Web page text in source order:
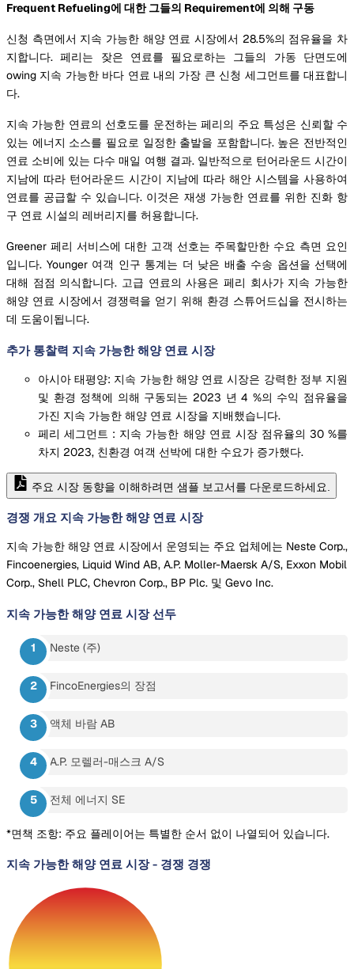
Frequent Refueling에 대한 그들의 Requirement에 의해 구동
신청 측면에서 지속 가능한 해양 연료 시장에서 28.5%의 점유율을 차
지합니다. 페리는 잦은 연료를 필요로하는 그들의 가동 단면도에
owing 지속 가능한 바다 연료 내의 가장 큰 신청 세그먼트를 대표합니
다.
지속 가능한 연료의 선호도를 운전하는 페리의 주요 특성은 신뢰할 수
있는 에너지 소스를 필요로 일정한 출발을 포함합니다. 높은 전반적인
연료 소비에 있는 다수 매일 여행 결과. 일반적으로 턴어라운드 시간이
지남에 따라 턴어라운드 시간이 지남에 따라 해안 시스템을 사용하여
연료를 공급할 수 있습니다. 이것은 재생 가능한 연료를 위한 진화 항
구 연료 시설의 레버리지를 허용합니다.
Greener 페리 서비스에 대한 고객 선호는 주목할만한 수요 측면 요인
입니다. Younger 여객 인구 통계는 더 낮은 배출 수송 옵션을 선택에
대해 점점 의식합니다. 고급 연료의 사용은 페리 회사가 지속 가능한
해양 연료 시장에서 경쟁력을 얻기 위해 환경 스튜어드십을 전시하는
데 도움이됩니다.
추가 통찰력 지속 가능한 해양 연료 시장
아시아 태평양: 지속 가능한 해양 연료 시장은 강력한 정부 지원
및 환경 정책에 의해 구동되는 2023 년 4 %의 수익 점유율을
가진 지속 가능한 해양 연료 시장을 지배했습니다.
페리 세그먼트 : 지속 가능한 해양 연료 시장 점유율의 30 %를
차지 2023, 친환경 여객 선박에 대한 수요가 증가했다.
주요 시장 동향을 이해하려면 샘플 보고서를 다운로드하세요.
경쟁 개요 지속 가능한 해양 연료 시장
지속 가능한 해양 연료 시장에서 운영되는 주요 업체에는 Neste Corp.,
Fincoenergies, Liquid Wind AB, A.P. Moller-Maersk A/S, Exxon Mobil
Corp., Shell PLC, Chevron Corp., BP Plc. 및 Gevo Inc.
지속 가능한 해양 연료 시장 선두
Neste (주)
FincoEnergies의 장점
액체 바람 AB
A.P. 모렐러-매스크 A/S
전체 에너지 SE
*면책 조항: 주요 플레이어는 특별한 순서 없이 나열되어 있습니다.
지속 가능한 해양 연료 시장- 경쟁 경쟁